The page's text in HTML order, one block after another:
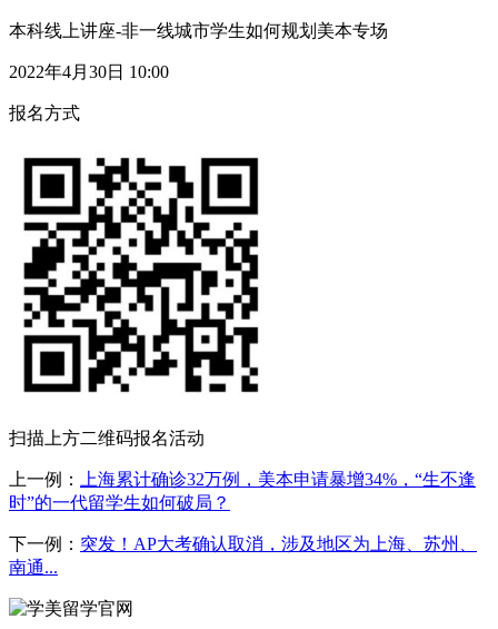
本科线上讲座-非一线城市学生如何规划美本专场
2022年4月30日 10:00
报名方式
扫描上方二维码报名活动
上一例：
上海累计确诊32万例，美本申请暴增34%，“生不逢
时”的一代留学生如何破局？
下一例： 突发！AP大考确认取消，涉及地区为上海、苏州、
南通...